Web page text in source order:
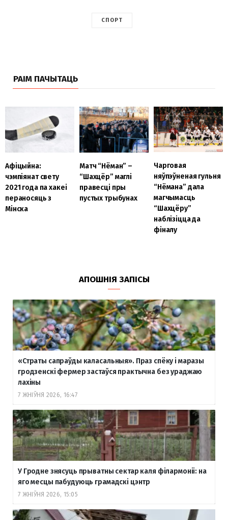
СПОРТ
РАІМ ПАЧЫТАЦЬ
Афіцыйна:
чэмпіянат свету
2021 года па хакеі
пераносяць з
Мінска
Матч “Нёман” –
“Шахцёр” маглі
правесці пры
пустых трыбунах
Чарговая
няўпэўненая гульня
“Нёмана” дала
магчымасць
“Шахцёру”
наблізіцца да
фіналу
АПОШНІЯ ЗАПІСЫ
«Страты сапраўды каласальныя». Праз спёку і маразы
гродзенскі фермер застаўся практычна без ураджаю
лахіны
7 ЖНІЎНЯ 2026, 16:47
У Гродне знясуць прыватны сектар каля філармоніі: на
яго месцы пабудуюць грамадскі цэнтр
7 ЖНІЎНЯ 2026, 15:05